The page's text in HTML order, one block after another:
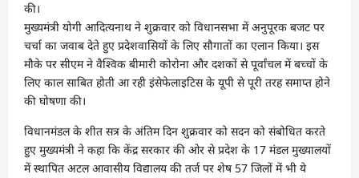
की।
मुख्यमंत्री योगी आदित्यनाथ ने शुक्रवार को विधानसभा में अनुपूरक बजट पर
चर्चा का जवाब देते हुए प्रदेशवासियों के लिए सौगातों का एलान किया। इस
मौके पर सीएम ने वैश्विक बीमारी कोरोना और दशकों से पूर्वांचल में बच्चों के
लिए काल साबित होती आ रही इंसेफेलाइटिस के यूपी से पूरी तरह समाप्त होने
की घोषणा की।
विधानमंडल के शीत सत्र के अंतिम दिन शुक्रवार को सदन को संबोधित करते
हुए मुख्यमंत्री ने कहा कि केंद्र सरकार की ओर से प्रदेश के 17 मंडल मुख्यालयों
में स्थापित अटल आवासीय विद्यालय की तर्ज पर शेष 57 जिलों में भी ये